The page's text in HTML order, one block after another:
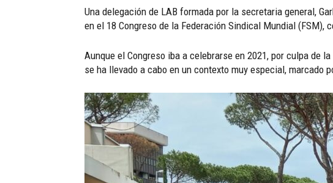
Una delegación de LAB formada por la secretaria general,
en el 18 Congreso de la Federación Sindical Mundial (FSM),
Aunque el Congreso iba a celebrarse en 2021, por culpa de
se ha llevado a cabo en un contexto muy especial, marcado